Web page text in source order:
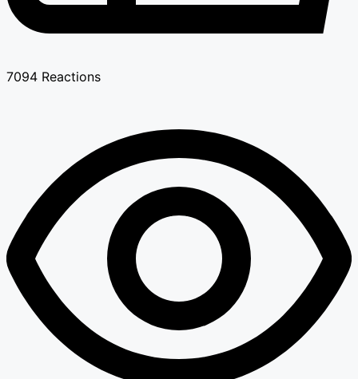
7094 Reactions